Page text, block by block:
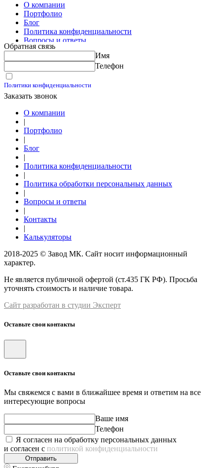
О компании
Портфолио
Блог
Политика конфиденциальности
Вопросы и ответы
Контакты
Обратная связь
Имя
Телефон
Политики конфиденциальности
Заказать звонок
О компании
|
Портфолио
|
Блог
|
Политика конфиденциальности
|
Политика обработки персональных данных
|
Вопросы и ответы
|
Контакты
|
Калькуляторы
2018-2025 © Завод МК. Сайт носит информационный
характер.
Не является публичной офертой (ст.435 ГК РФ). Просьба
уточнять стоимость и наличие товара.
Сайт разработан в студии Эксперт
Оставьте свои контакты
Оставьте свои контакты
Мы свяжемся с вами в ближайшее время и ответим на все
интересующие вопросы
Ваше имя
Телефон
Я согласен на обработку персональных данных
и согласен с политикой конфиденциальности
Отправить